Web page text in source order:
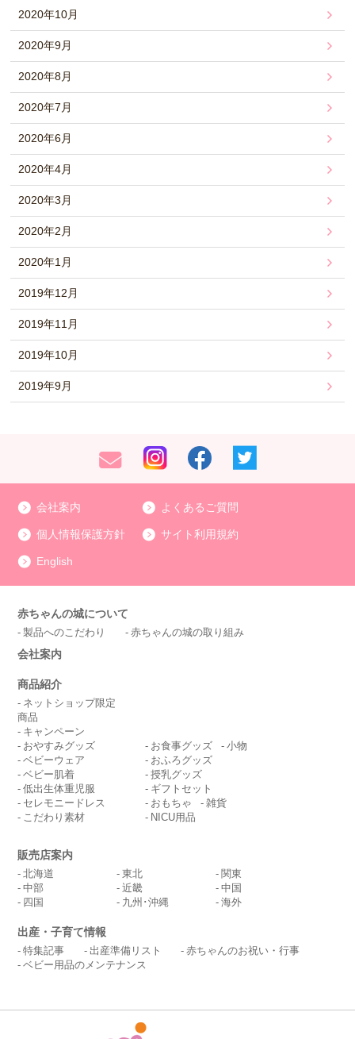
2020年10月
2020年9月
2020年8月
2020年7月
2020年6月
2020年4月
2020年3月
2020年2月
2020年1月
2019年12月
2019年11月
2019年10月
2019年9月
会社案内 よくあるご質問
個人情報保護方針 サイト利用規約
English
赤ちゃんの城について
製品へのこだわり 赤ちゃんの城の取り組み
会社案内
商品紹介
ネットショップ限定
商品
キャンペーン
おやすみグッズ
ベビーウェア
ベビー肌着
低出生体重児服
セレモニードレス
こだわり素材
お食事グッズ
小物
おふろグッズ
授乳グッズ
ギフトセット
おもちゃ
雑貨
NICU用品
販売店案内
北海道 東北
関東
中部
近畿
中国
四国
九州･沖縄 海外
出産・子育て情報
特集記事 出産準備リスト
赤ちゃんのお祝い・行事
ベビー用品のメンテナンス